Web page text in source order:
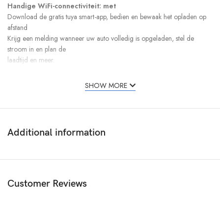
Handige WiFi-connectiviteit: met
Download de gratis tuya smart-app, bedien en bewaak het opladen op
afstand
Krijg een melding wanneer uw auto volledig is opgeladen, stel de
stroom in en plan de
laadtijd en meer.
Evse biedt bliksembeveiliging, lekkage, overspanning, oververhitting,
met LED-opladen
van mobiele telefoon
SHOW MORE
Additional information
Customer Reviews